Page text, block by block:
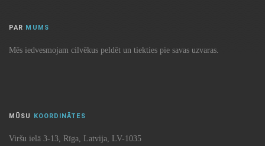
PAR MUMS
Mēs iedvesmojam cilvēkus peldēt un tiekties pie savas uzvaras.
MŪSU KOORDINĀTES
Viršu ielā 3-13, Rīga, Latvija, LV-1035